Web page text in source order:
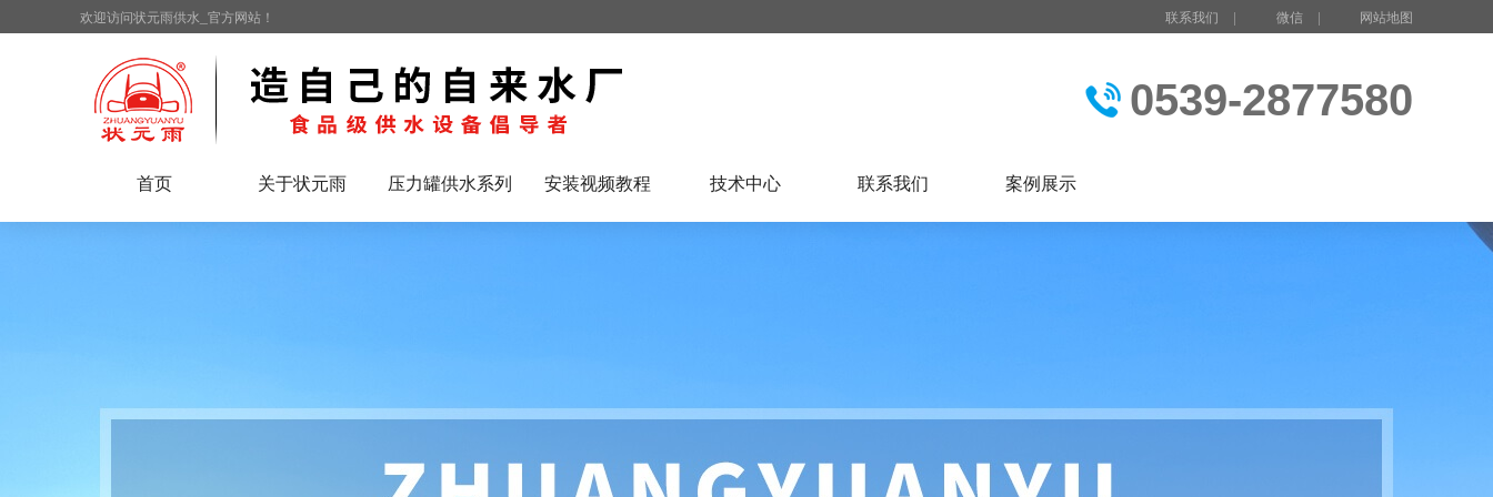
联系我们 | 微信 | 网站地图
欢迎访问状元雨供水_官方网站！
0539-2877580
首页 关于状元雨 压力罐供水系列 安装视频教程 技术中心 联系我们 案例展示